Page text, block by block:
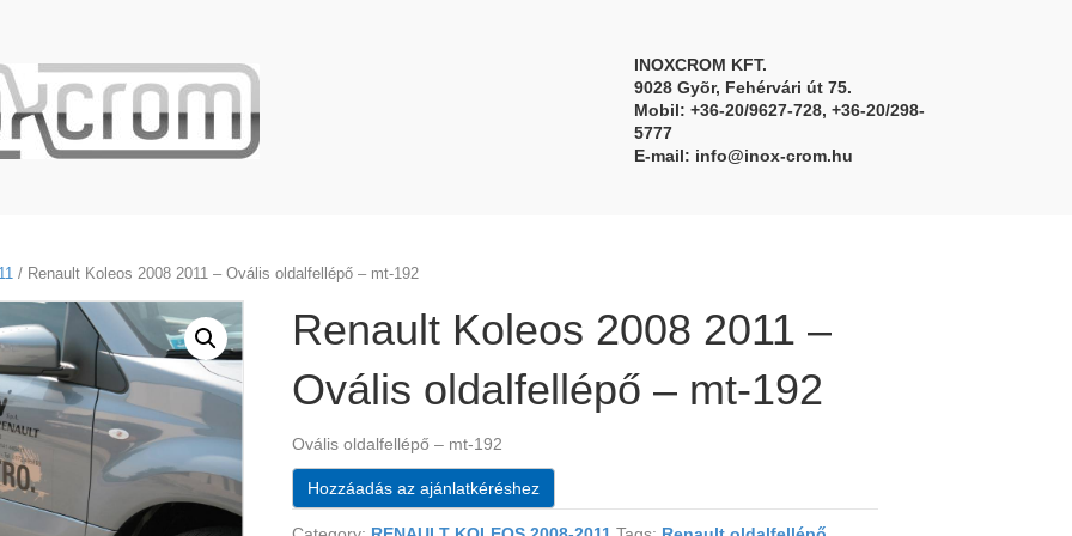
INOXCROM KFT.
9028 Gyõr, Fehérvári út 75.
Mobil: +36-20/9627-728, +36-20/298-
5777
E-mail: info@inox-crom.hu
/ Renault Koleos 2008 2011 – Ovális oldalfellépő – mt-192
Renault Koleos 2008 2011 –
Ovális oldalfellépő – mt-192
Ovális oldalfellépő – mt-192
Hozzáadás az ajánlatkéréshez